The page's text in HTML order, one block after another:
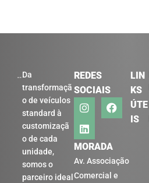
Da
transformaçã
o de veículos
standard à
customizaçã
o de cada
unidade,
somos o
parceiro ideal
REDES
SOCIAIS
MORADA
Av. Associação
Comercial e
LIN
KS
ÚTE
IS